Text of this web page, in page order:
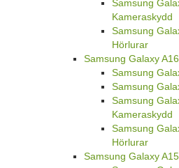
Samsung
Kameraskydd
Samsung
Hörlurar
Samsung Galaxy A16
Samsung
Samsung
Samsung
Kameraskydd
Samsung
Hörlurar
Samsung Galaxy A15